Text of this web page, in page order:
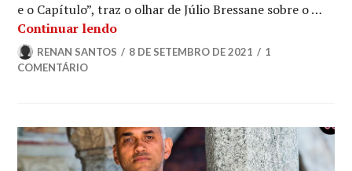
e o Capítulo”, traz o olhar de Júlio Bressane sobre o …
Continuar lendo10º OLHAR DE CINEMA DIVULGA A
RENAN SANTOS 8 DE SETEMBRO DE 2021
1
COMENTÁRIO